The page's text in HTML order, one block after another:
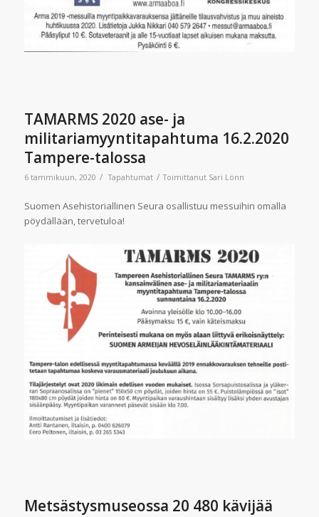
TAMARMS 2020 ase- ja
militariamyyntitapahtuma 16.2.2020
Tampere-talossa
6 tammikuun, 2020 / Tapahtumat / Toimittanut Sari Lönn
Suomen Asehistoriallinen Seura osallistuu messuihin omalla
pöydällään, tervetuloa!
Metsästysmuseossa 20 480 kävijää